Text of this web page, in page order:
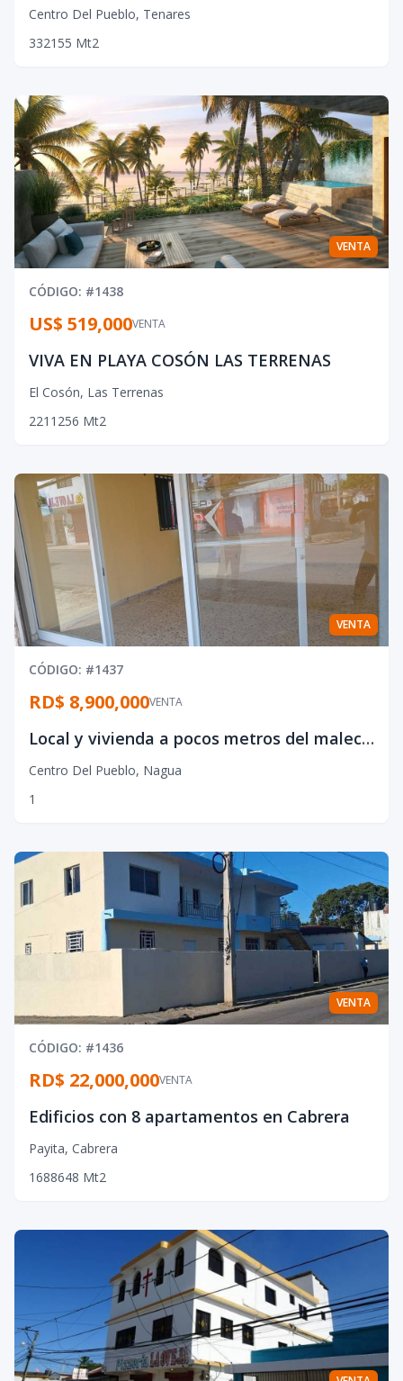
Centro Del Pueblo, Tenares
332155 Mt2
VENTA
CÓDIGO: #1438
VENTA
US$ 519,000
VIVA EN PLAYA COSÓN LAS TERRENAS
El Cosón, Las Terrenas
221 1256 Mt2
VENTA
CÓDIGO: #1437
VENTA
RD$ 8,900,000
Local y vivienda a pocos metros del malecón
Centro Del Pueblo, Nagua
1
VENTA
CÓDIGO: #1436
VENTA
RD$ 22,000,000
Edificios con 8 apartamentos en Cabrera
Payita, Cabrera
1688648 Mt2